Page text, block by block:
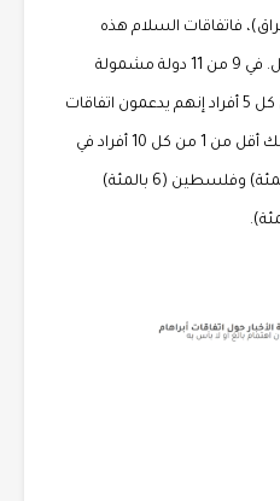
فاتفاقات السلام هذه
مرفوضة بشكل أعم في المجمل. في 9 من 11 دولة مشمولة
بالاستطلاع، قال أقل من 1 من كل 5 أفراد إنهم يدعمون اتفاقات
التطبيع مع إسرائيل، بما في ذلك أقل من 1 من كل 10 أفراد في
موريتانيا (8 بالمئة) وليبيا (7 بالمئة) وفلسطين (6 بالمئة)